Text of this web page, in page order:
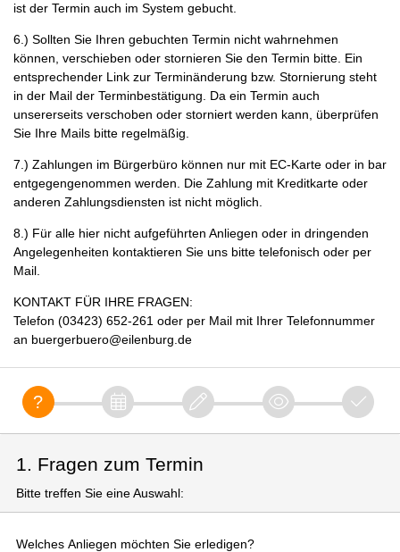
ist der Termin auch im System gebucht.
6.) Sollten Sie Ihren gebuchten Termin nicht wahrnehmen
können, verschieben oder stornieren Sie den Termin bitte. Ein
entsprechender Link zur Terminänderung bzw. Stornierung steht
in der Mail der Terminbestätigung. Da ein Termin auch
unsererseits verschoben oder storniert werden kann, überprüfen
Sie Ihre Mails bitte regelmäßig.
7.) Zahlungen im Bürgerbüro können nur mit EC-Karte oder in bar
entgegengenommen werden. Die Zahlung mit Kreditkarte oder
anderen Zahlungsdiensten ist nicht möglich.
8.) Für alle hier nicht aufgeführten Anliegen oder in dringenden
Angelegenheiten kontaktieren Sie uns bitte telefonisch oder per
Mail.
KONTAKT FÜR IHRE FRAGEN:
Telefon (03423) 652-261 oder per Mail mit Ihrer Telefonnummer
an buergerbuero@eilenburg.de
1. Fragen zum Termin
Bitte treffen Sie eine Auswahl:
Welches Anliegen möchten Sie erledigen?